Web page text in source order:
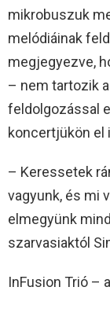
mikrobuszuk
melódiáinak
megjegyezve,
– nem tartozik
feldolgozással
koncertjükön el
– Keressetek
vagyunk, és mi
elmegyünk
szarvasiaktól
InFusion Trió –